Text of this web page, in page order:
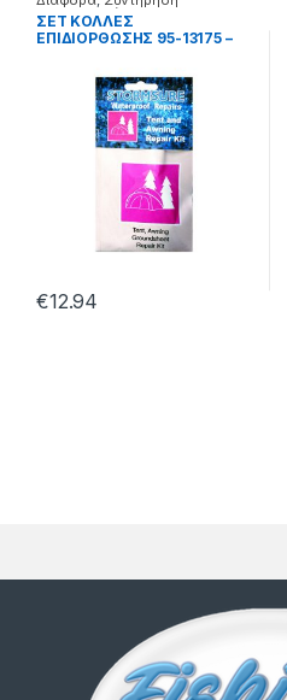
Μηχανισμού
ΣΕΤ ΚΟΛΛΕΣ
ΕΠΙΔΙΟΡΘΩΣΗΣ 95-13175 –
€12.94